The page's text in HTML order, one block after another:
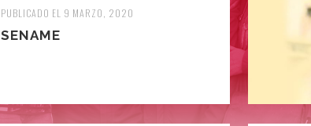
PUBLICADO EL 9 MARZO, 2020
SENAME